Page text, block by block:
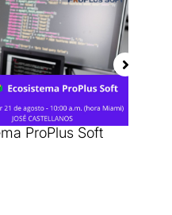
ProPlus Soft